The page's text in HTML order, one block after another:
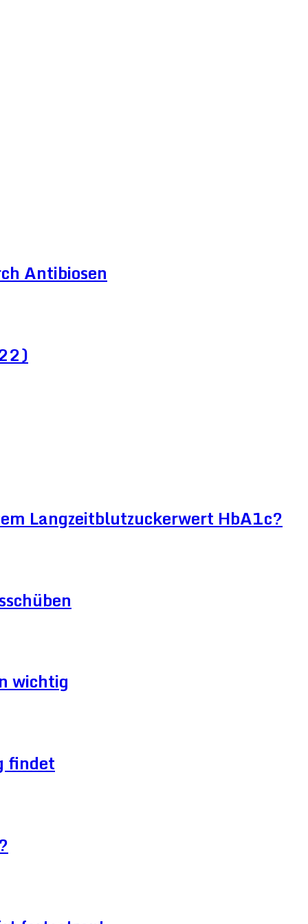
Antibiosen
Langzeitblutzuckerwert HbA1c?
wichtig
findet